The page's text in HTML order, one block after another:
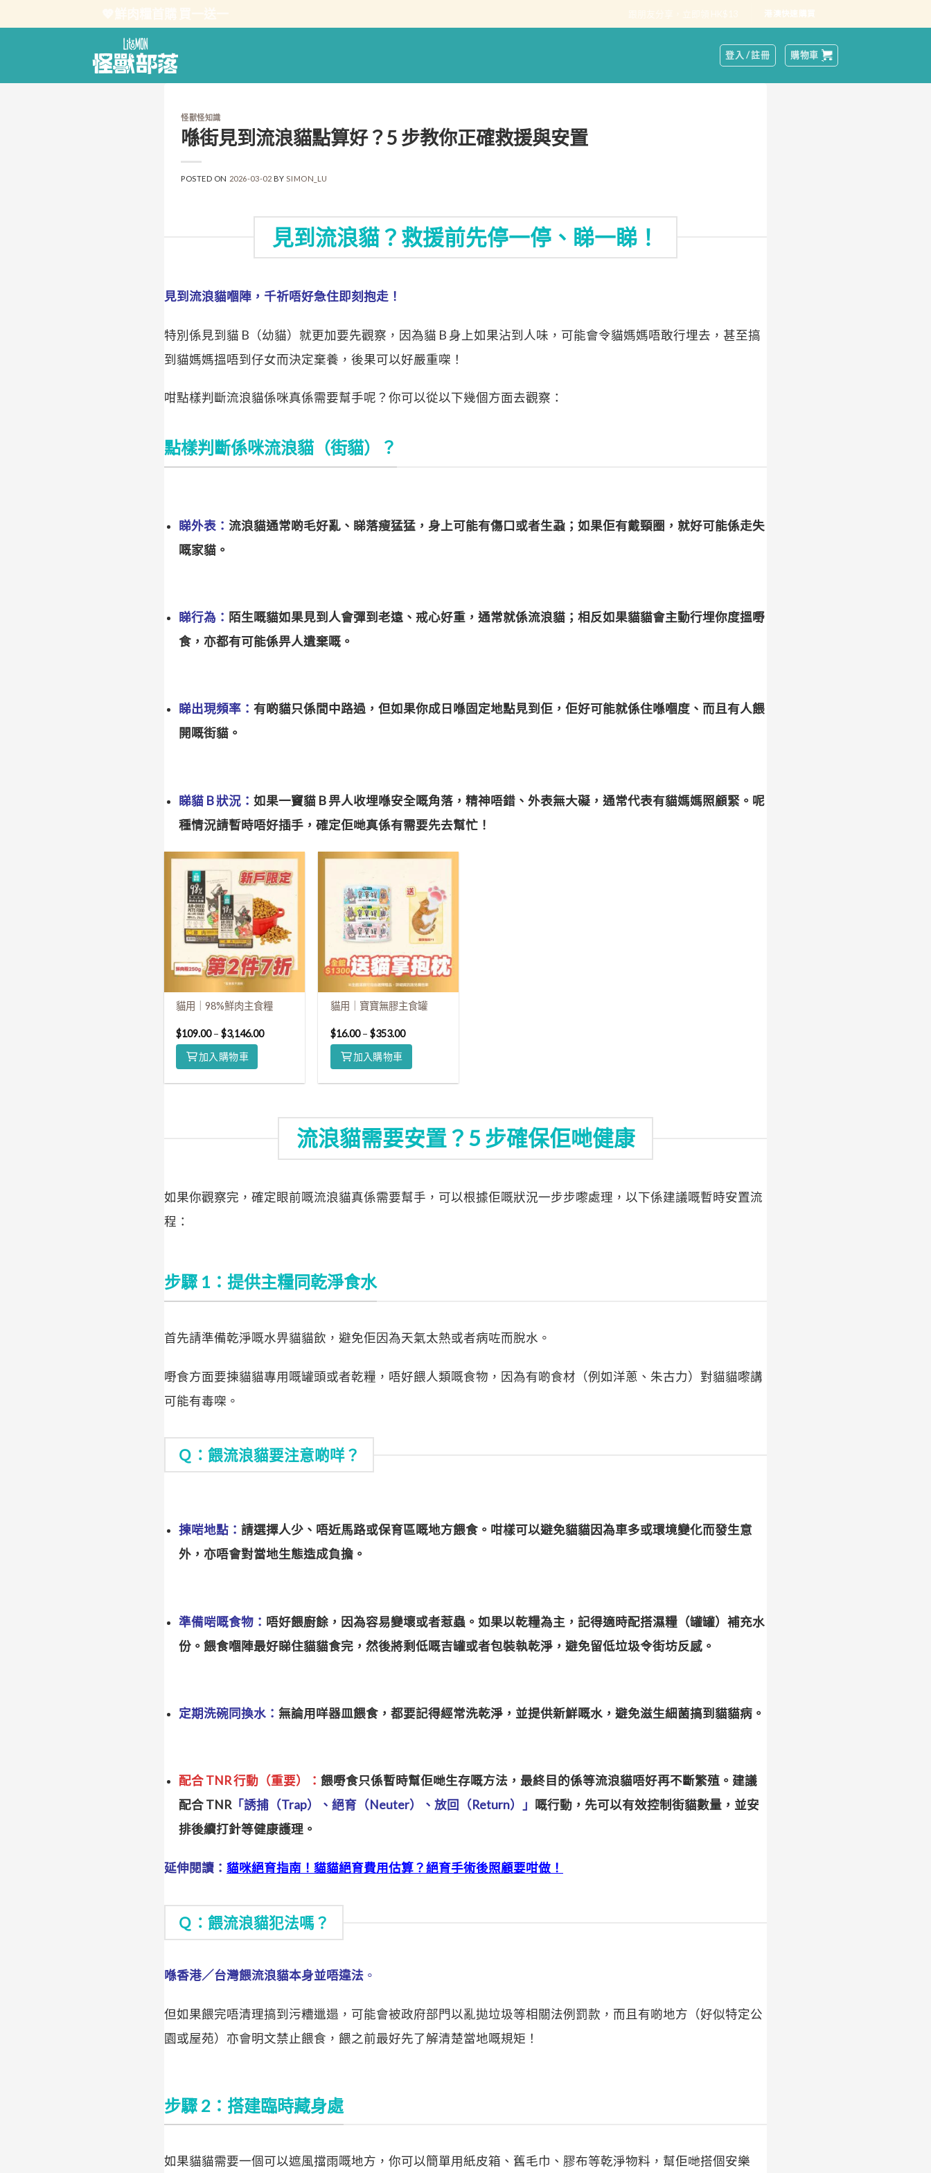
to
港澳快速購買
登入 / 註冊 購物車
怪獸怪知識
喺街見到流浪貓點算好？5 步教你正確救援與安置
POSTED ON 2026-03-02 BY SIMON_LU
見到流浪貓？救援前先停一停、睇一睇！
見到流浪貓嗰陣，千祈唔好急住即刻抱走！
特別係見到貓 B（幼貓）就更加要先觀察，因為貓 B 身上如果沾到人味，可能會令貓媽媽唔敢行埋去，甚至搞
到貓媽媽搵唔到仔女而決定棄養，後果可以好嚴重㗎！
咁點樣判斷流浪貓係咪真係需要幫手呢？你可以從以下幾個方面去觀察：
點樣判斷係咪流浪貓（街貓）？
睇外表： 流浪貓通常啲毛好亂、睇落瘦猛猛，身上可能有傷口或者生蝨；如果佢有戴頸圈，就好可能係走失
嘅家貓。
睇行為： 陌生嘅貓如果見到人會彈到老遠、戒心好重，通常就係流浪貓；相反如果貓貓會主動行埋你度搵嘢
食，亦都有可能係畀人遺棄嘅。
睇出現頻率： 有啲貓只係間中路過，但如果你成日喺固定地點見到佢，佢好可能就係住喺嗰度、而且有人餵
開嘅街貓。
睇貓 B 狀況： 如果一竇貓 B 畀人收埋喺安全嘅角落，精神唔錯、外表無大礙，通常代表有貓媽媽照顧緊。 呢
種情況請暫時唔好插手，確定佢哋真係有需要先去幫忙！
貓用｜98%鮮肉主食糧
$109.00–$3,146.00
加入購物車
貓用｜寶寶無膠主食罐
$16.00– $353.00
加入購物車
流浪貓需要安置？5 步確保佢哋健康
如果你觀察完，確定眼前嘅流浪貓真係需要幫手，可以根據佢嘅狀況一步步嚟處理，以下係建議嘅暫時安置流
程：
步驟 1：提供主糧同乾淨食水
首先請準備乾淨嘅水畀貓貓飲，避免佢因為天氣太熱或者病咗而脫水。
嘢食方面要揀貓貓專用嘅罐頭或者乾糧，唔好餵人類嘅食物，因為有啲食材（例如洋蔥、朱古力）對貓貓嚟講
可能有毒㗎。
Ｑ：餵流浪貓要注意啲咩？
揀啱地點： 請選擇人少、唔近馬路或保育區嘅地方餵食。咁樣可以避免貓貓因為車多或環境變化而發生意
外，亦唔會對當地生態造成負擔。
準備啱嘅食物： 唔好餵廚餘，因為容易變壞或者惹蟲。如果以乾糧為主，記得適時配搭濕糧（罐罐）補充水
份。餵食嗰陣最好睇住貓貓食完，然後將剩低嘅吉罐或者包裝執乾淨，避免留低垃圾令街坊反感。
定期洗碗同換水： 無論用咩器皿餵食，都要記得經常洗乾淨，並提供新鮮嘅水，避免滋生細菌搞到貓貓病。
配合 TNR 行動（重要）： 餵嘢食只係暫時幫佢哋生存嘅方法，最終目的係等流浪貓唔好再不斷繁殖。建議
配合 TNR「誘捕（Trap）、絕育（Neuter）、放回（Return）」
嘅行動，先可以有效控制街貓數量，並安
排後續打針等健康護理。
延伸閱讀： 貓咪絕育指南！貓貓絕育費用估算？絕育手術後照顧要咁做！
Ｑ：餵流浪貓犯法嗎？
喺香港／台灣餵流浪貓本身並唔違法 。
但如果餵完唔清理搞到污糟邋遢，可能會被政府部門以亂拋垃圾等相關法例罰款，而且有啲地方（好似特定公
園或屋苑）亦會明文禁止餵食，餵之前最好先了解清楚當地嘅規矩！
步驟 2：搭建臨時藏身處
如果貓貓需要一個可以遮風擋雨嘅地方，你可以簡單用紙皮箱、舊毛巾、膠布等乾淨物料，幫佢哋搭個安樂